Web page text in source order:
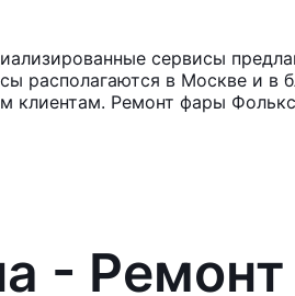
сервисы
располагаются в Москве и
клиентам. Ремонт фары
-